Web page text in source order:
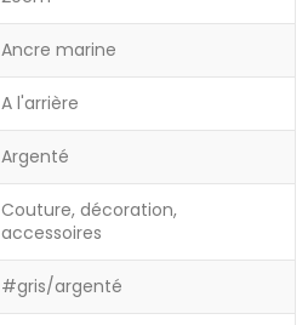
Ancre marine
A l'arrière
Argenté
Couture, décoration,
accessoires
#gris/argenté